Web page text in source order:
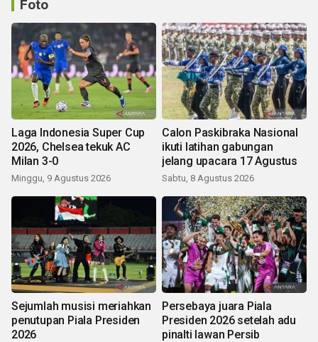
Foto
Laga Indonesia Super Cup
2026, Chelsea tekuk AC
Milan 3-0
Minggu, 9 Agustus 2026
Calon Paskibraka Nasional
ikuti latihan gabungan
jelang upacara 17 Agustus
Sabtu, 8 Agustus 2026
Sejumlah musisi meriahkan
penutupan Piala Presiden
2026
Persebaya juara Piala
Presiden 2026 setelah adu
pinalti lawan Persib